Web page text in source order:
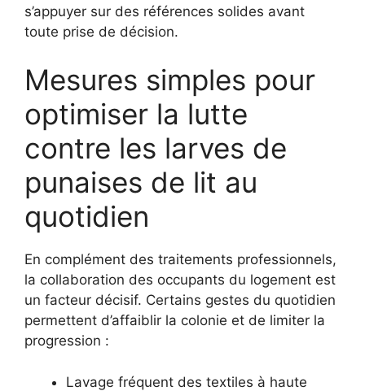
s’appuyer sur des références solides avant
toute prise de décision.
Mesures simples pour
optimiser la lutte
contre les larves de
punaises de lit au
quotidien
En complément des traitements professionnels,
la collaboration des occupants du logement est
un facteur décisif. Certains gestes du quotidien
permettent d’affaiblir la colonie et de limiter la
progression :
Lavage fréquent des textiles à haute